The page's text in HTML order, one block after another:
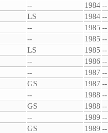
-- 1984 --
LS 1984 --
-- 1985 --
-- 1985 --
LS 1985 --
-- 1986 --
-- 1987 --
GS 1987 --
-- 1988 --
GS 1988 --
-- 1989 --
GS 1989 --